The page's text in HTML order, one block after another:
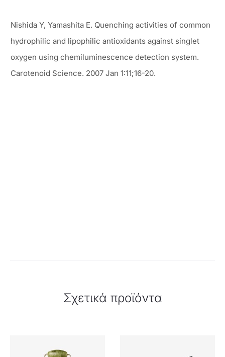
Nishida Y, Yamashita E. Quenching activities of common
hydrophilic and lipophilic antioxidants against singlet
oxygen using chemiluminescence detection system.
Carotenoid Science. 2007 Jan 1:11;16-20.
Σχετικά προϊόντα